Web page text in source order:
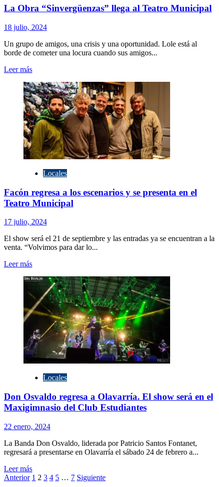
La Obra “Sinvergüenzas” llega al Teatro Municipal
18 julio, 2024
Un grupo de amigos, una crisis y una oportunidad. Lole está al
borde de cometer una locura cuando sus amigos...
Leer másLeer
sobre
La
Obra
“Sinvergüenzas”
llega
al
Teatro
Municipal
Locales
Facón regresa a los escenarios y se presenta en el
Teatro Municipal
17 julio, 2024
El show será el 21 de septiembre y las entradas ya se encuentran a la
venta. “Volvimos para dar lo...
Leer másLeer
sobre
Facón
regresa
a
los
escenarios
y
se
presenta
en
TeatroLocales
Don Osvaldo regresa a Olavarría. El show será en el
Maxigimnasio del Club Estudiantes
22 enero, 2024
La Banda Don Osvaldo, liderada por Patricio Santos Fontanet,
regresará a presentarse en Olavarría el sábado 24 de febrero a...
Leer másLeer
más
Paginación
Anterior 1 2 3 4 5 … 7 Siguiente